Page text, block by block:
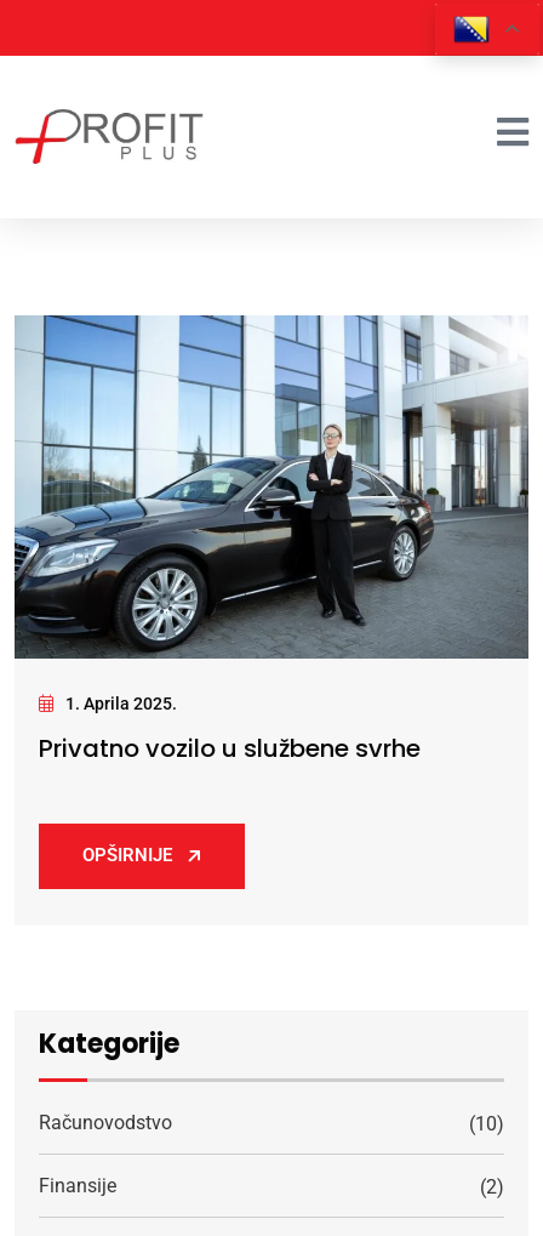
1. Aprila 2025.
Privatno vozilo u službene svrhe
OPŠIRNIJE
Kategorije
Računovodstvo (10)
Finansije (2)